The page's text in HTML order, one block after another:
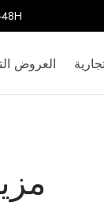
العروض